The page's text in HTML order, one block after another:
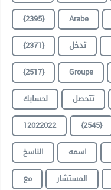
{2395}
Arabe
{2371}
تدخل
{2517}
Groupe
لحسابك
تتحصل
12022022
{2545}
الناسخ
اسمه
مع
المستشار